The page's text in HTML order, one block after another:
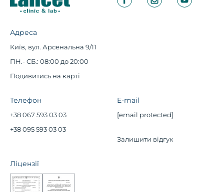
Адреса
Київ, вул. Арсенальна 9/11
ПН.- СБ.: 08:00 до 20:00
Подивитись на карті
Телефон
+38 067 593 03 03
+38 095 593 03 03
E-mail
[email protected]
Залишити відгук
Ліцензії